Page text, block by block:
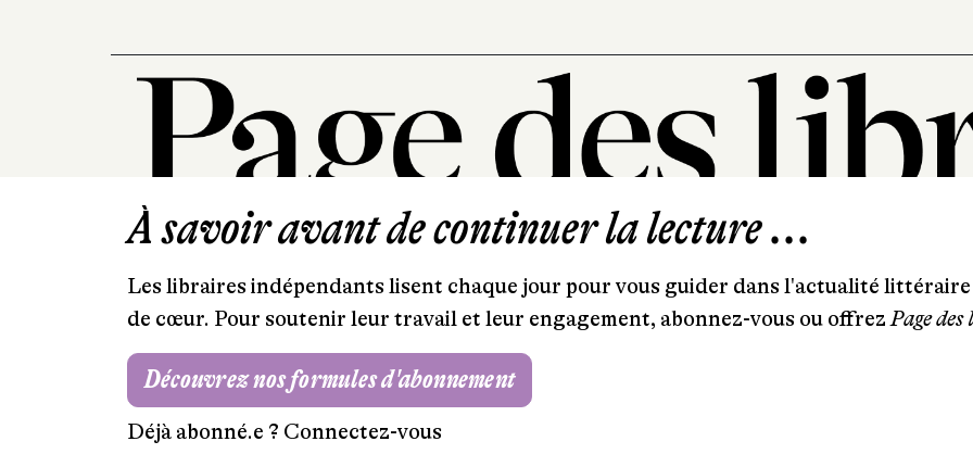
101, rue Saint-Lazare
T. 01 44 41 97 20
Mentions légales RGPD
À savoir avant de continuer la lecture ...
Les libraires indépendants lisent chaque jour pour vous guider dans l'actualité
de cœur. Pour soutenir leur travail et leur engagement, abonnez-vous ou offrezPage
Découvrez nos formules d'abonnement
Déjà abonné.e ? Connectez-vous